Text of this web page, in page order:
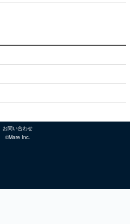
お問い合わせ
©Mare Inc.